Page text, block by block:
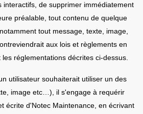
interactifs, de supprimer immédiatement
préalable, tout contenu de quelque
tout message, texte, image,
aux lois et règlements en
réglementations décrites ci-dessus.
utilisateur souhaiterait utiliser un des
image etc…), il s'engage à requérir
écrite d'Notec Maintenance, en écrivant